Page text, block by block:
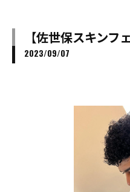
【佐世保スキンフ
2023/09/07